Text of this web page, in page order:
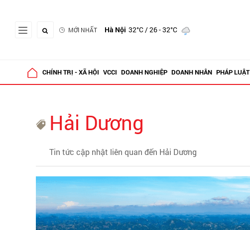
MỚI NHẤT Hà Nội 32°C/ 26 - 32°C
CHÍNH TRỊ - XÃ HỘI VCCI DOANH NGHIỆP DOANH NHÂN PHÁP LUẬT
Hải Dương
Tin tức cập nhật liên quan đến Hải Dương